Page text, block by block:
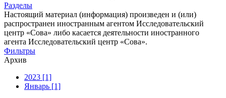
Разделы
Настоящий материал (информация) произведен и (или)
распространен иностранным агентом Исследовательский
центр «Сова» либо касается деятельности иностранного
агента Исследовательский центр «Сова».
Фильтры
Архив
2023 [1]
Январь [1]